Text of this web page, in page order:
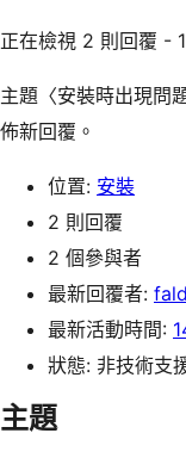
正在檢視 2 則回覆 -
主題〈安裝時出現問
佈新回覆。
位置: 安裝
2 則回覆
2 個參與者
最新回覆者:
最新活動時間:
狀態: 非技術支
主題